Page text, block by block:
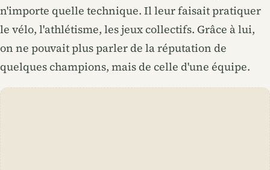
n'importe quelle technique. Il leur faisait pratiquer
le vélo, l'athlétisme, les jeux collectifs. Grâce à lui,
on ne pouvait plus parler de la réputation de
quelques champions, mais de celle d'une équipe.